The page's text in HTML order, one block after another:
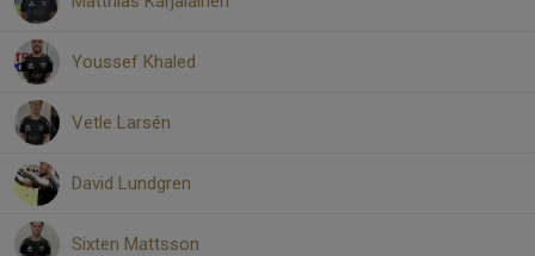
Youssef Khaled
Vetle Larsén
David Lundgren
Sixten Mattsson